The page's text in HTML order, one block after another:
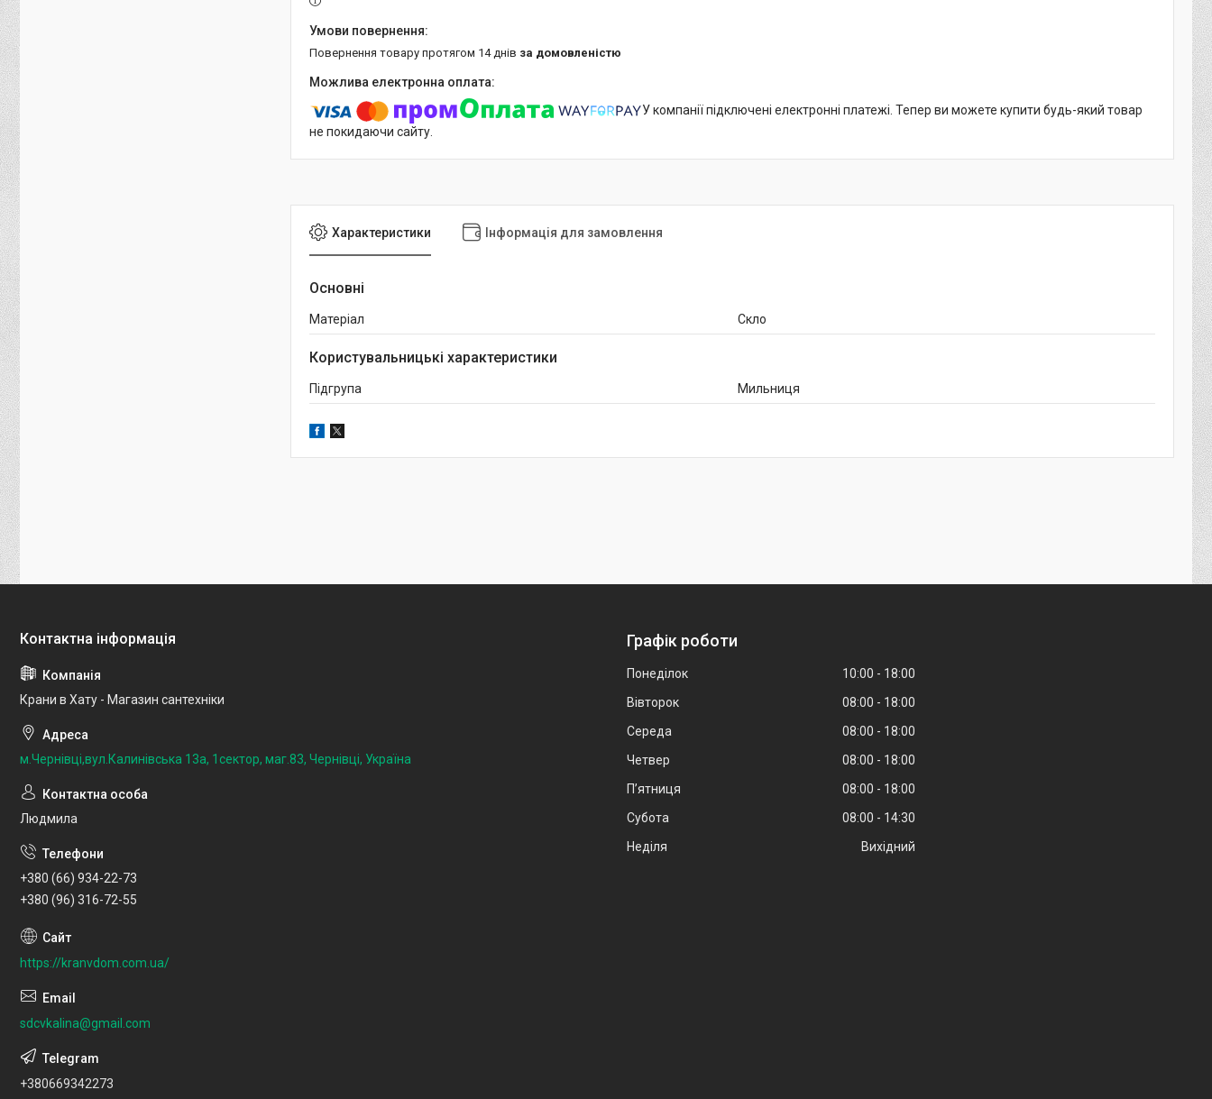
повернення товару протягом 14 днів за домовленістю
У компанії підключені електронні платежі. Тепер ви можете купити будь-який товар
не покидаючи сайту.
Характеристики Інформація для замовлення
Основні
Матеріал Скло
Користувальницькі характеристики
Підгрупа Мильниця
Крани в Хату - Магазин сантехніки
м.Чернівці,вул.Калинівська 13а, 1сектор, маг.83, Чернівці, Україна
Людмила
+380 (66) 934-22-73
+380 (96) 316-72-55
https://kranvdom.com.ua/
sdcvkalina@gmail.com
+380669342273
Графік роботи
Понеділок 10:00
18:00
Вівторок
08:00
18:00
Середа
08:00
18:00
Четвер
08:00
18:00
Пʼятниця
08:00
18:00
Субота
08:00
14:30
Неділя
Вихідний